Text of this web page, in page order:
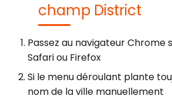
champ District
Passez au navigateur Chrome
Safari ou Firefox
Si le menu déroulant plante
nom de la ville manuellement